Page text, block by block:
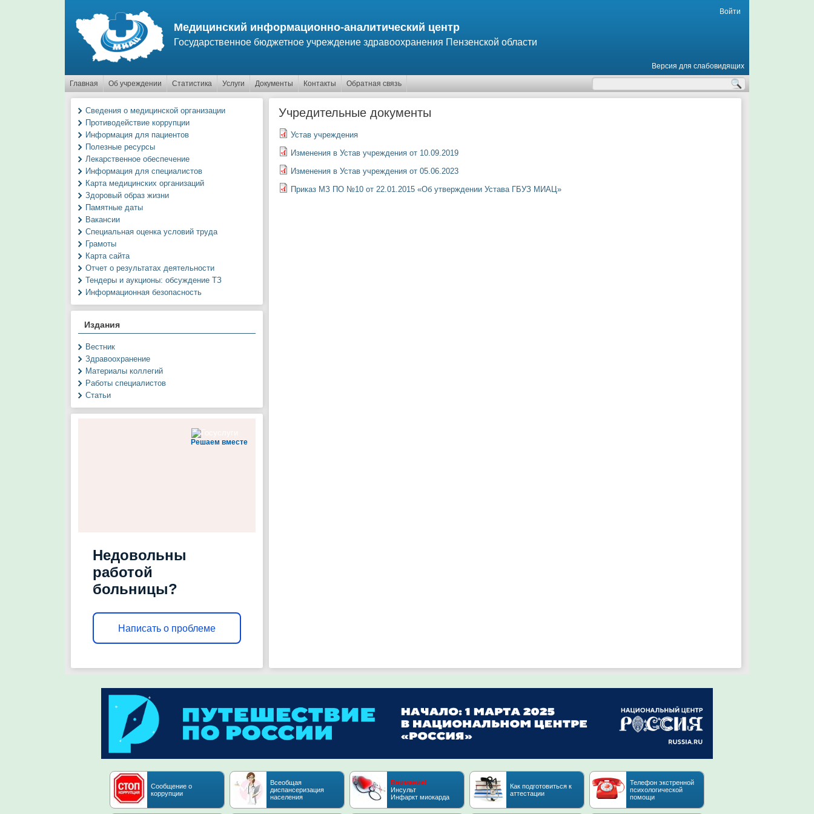
Медицинский информационно-аналитический центр
Государственное бюджетное учреждение здравоохранения Пензенской области
Войти
Версия для слабовидящих
Главная Об учреждении Статистика Услуги Документы Контакты Обратная связь
Сведения о медицинской организации
Противодействие коррупции
Информация для пациентов
Полезные ресурсы
Лекарственное обеспечение
Информация для специалистов
Карта медицинских организаций
Здоровый образ жизни
Памятные даты
Вакансии
Специальная оценка условий труда
Грамоты
Карта сайта
Отчет о результатах деятельности
Тендеры и аукционы: обсуждение ТЗ
Информационная безопасность
Издания
Вестник
Здравоохранение
Материалы коллегий
Работы специалистов
Статьи
Решаем вместе
Недовольны
работой
больницы?
Написать о проблеме
Учредительные документы
Устав учреждения
Изменения в Устав учреждения от 10.09.2019
Изменения в Устав учреждения от 05.06.2023
Приказ МЗ ПО №10 от 22.01.2015 «Об утверждении Устава ГБУЗ МИАЦ»
Сообщение о
коррупции
Всеобщая
диспансеризация
населения
Внимание!
Инсульт
Инфаркт миокарда
Как подготовиться к
аттестации
Телефон экстренной
психологической
помощи